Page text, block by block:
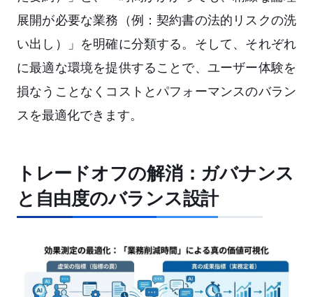
展開が必要な業務（例：契約書の法的リスクの洗
い出し）」を明確に分類する。そして、それぞれ
に最適な環境を提供することで、ユーザー体験を
損なうことなくコストとパフォーマンスのバラン
スを最適化できます。
トレードオフの解消：ガバナンス
と自由度のバランス設計